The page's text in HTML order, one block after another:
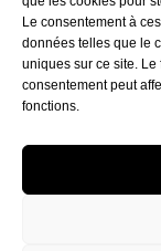
Le consentement à
données telles que le
uniques sur ce site.
consentement peut
fonctions.
CGU
Politique de
Contact
©